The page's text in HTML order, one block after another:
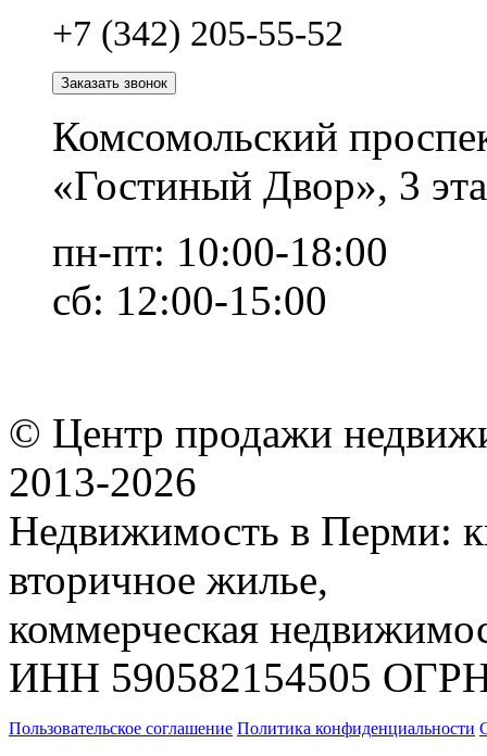
+7 (342) 205-55-52
Заказать звонок
Комсомольский
«Гостиный Двор», 3
пн-пт: 10:00-18:00
сб: 12:00-15:00
© Центр продажи
2013-2026
Недвижимость в Перми:
вторичное жилье,
коммерческая
ИНН 590582154505
Пользовательское соглашение Политика конфиденциальности